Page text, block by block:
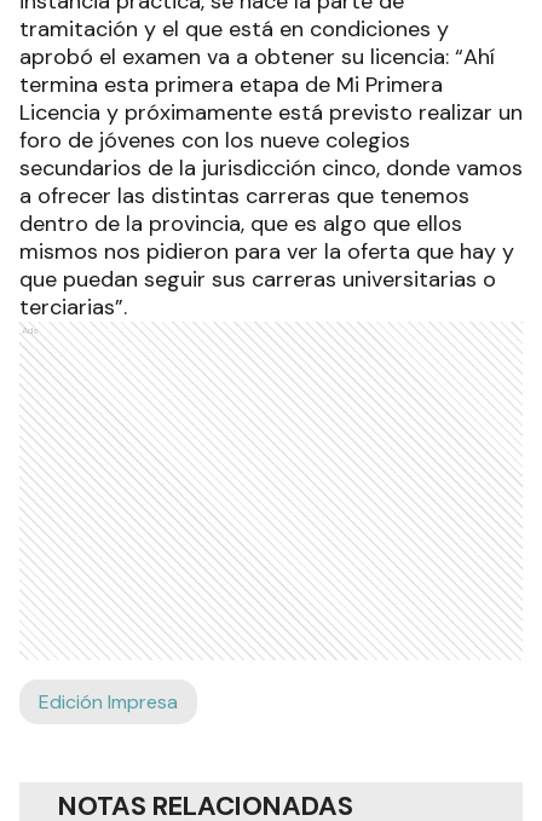
tramitación y el que está en condiciones y
aprobó el examen va a obtener su licencia: “Ahí
termina esta primera etapa de Mi Primera
Licencia y próximamente está previsto realizar un
foro de jóvenes con los nueve colegios
secundarios de la jurisdicción cinco, donde vamos
a ofrecer las distintas carreras que tenemos
dentro de la provincia, que es algo que ellos
mismos nos pidieron para ver la oferta que hay y
que puedan seguir sus carreras universitarias o
terciarias”.
Ads
Edición Impresa
NOTAS RELACIONADAS